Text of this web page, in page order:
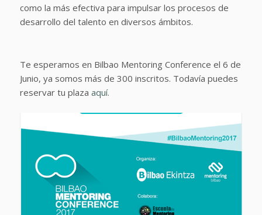
como la más efectiva para impulsar los procesos de
desarrollo del talento en diversos ámbitos.
Te esperamos en Bilbao Mentoring Conference el 6 de
Junio, ya somos más de 300 inscritos. Todavía puedes
reservar tu plaza aquí.